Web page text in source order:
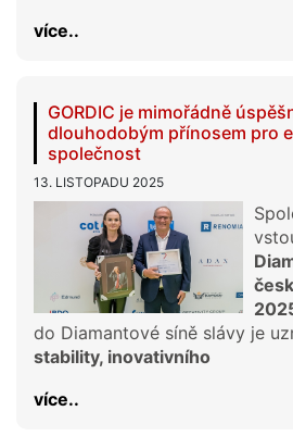
více..
GORDIC je mimořádně
dlouhodobým přínosem pro
společnost
13. LISTOPADU 2025
do Diamantové síně slávy je
stability, inovativního
více..